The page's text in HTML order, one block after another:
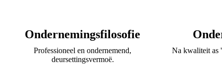
Ondernemingsfilosofie
Professioneel en ondernemend,
deursettingsvermoë.
Na kwaliteit as